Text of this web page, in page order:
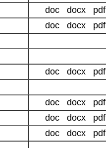
doc docx pdf
doc docx pdf
doc docx pdf
doc docx pdf
doc docx pdf
doc docx pdf